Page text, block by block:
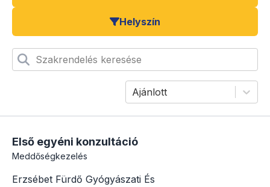
Helyszín
Szakrendelés keresése
Ajánlott
Első egyéni konzultáció
Meddőségkezelés
Erzsébet Fürdő Gyógyászati És